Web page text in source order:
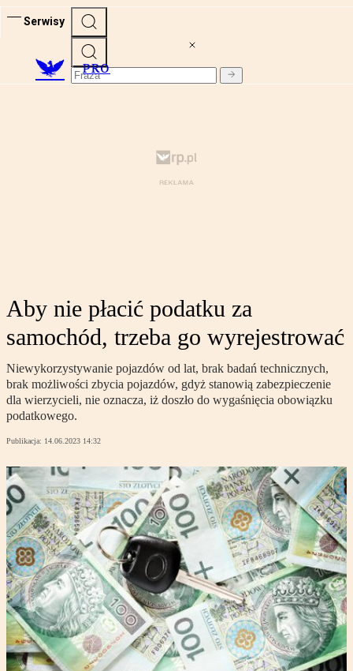
Serwisy
PRO
Aby nie płacić podatku za
samochód, trzeba go wyrejestrować
Niewykorzystywanie pojazdów od lat, brak badań technicznych,
brak możliwości zbycia pojazdów, gdyż stanowią zabezpieczenie
dla wierzycieli, nie oznacza, iż doszło do wygaśnięcia obowiązku
podatkowego.
Publikacja: 14.06.2023 14:32